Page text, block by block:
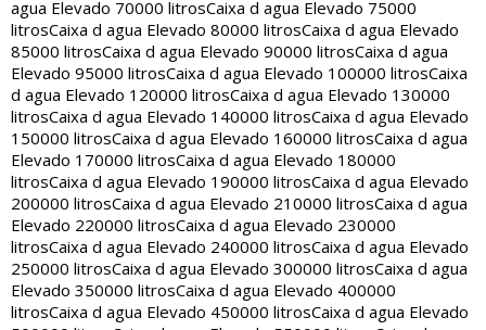
agua Elevado 70000 litrosCaixa d agua Elevado 75000
litrosCaixa d agua Elevado 80000 litrosCaixa d agua Elevado
85000 litrosCaixa d agua Elevado 90000 litrosCaixa d agua
Elevado 95000 litrosCaixa d agua Elevado 100000 litrosCaixa
d agua Elevado 120000 litrosCaixa d agua Elevado 130000
litrosCaixa d agua Elevado 140000 litrosCaixa d agua Elevado
150000 litrosCaixa d agua Elevado 160000 litrosCaixa d agua
Elevado 170000 litrosCaixa d agua Elevado 180000
litrosCaixa d agua Elevado 190000 litrosCaixa d agua Elevado
200000 litrosCaixa d agua Elevado 210000 litrosCaixa d agua
Elevado 220000 litrosCaixa d agua Elevado 230000
litrosCaixa d agua Elevado 240000 litrosCaixa d agua Elevado
250000 litrosCaixa d agua Elevado 300000 litrosCaixa d agua
Elevado 350000 litrosCaixa d agua Elevado 400000
litrosCaixa d agua Elevado 450000 litrosCaixa d agua Elevado